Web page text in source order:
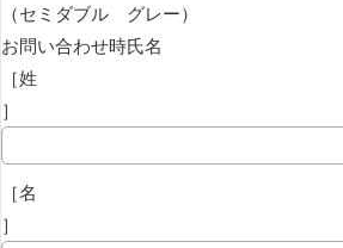
（セミダブル グレー）
お問い合わせ時氏名
［姓
］
［名
］